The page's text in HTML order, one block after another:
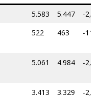
5.583 5.447
-2,4
522 463 -11,3
5.061 4.984 -2,0
3.413 3.329 -2,5%